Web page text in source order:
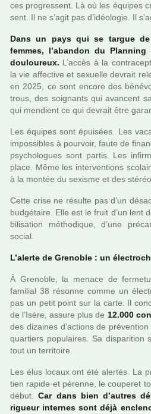
ces pro­gres­sent. Là où les équipes
sent. Il ne s’agit pas d’idéo­lo­gie. Il
Dans un pays qui se targue
femmes, l’aban­don du
dou­lou­reux. L’accès à la
la vie affec­tive et sexuelle devrait
en 2025, ce sont encore des
trous, des soi­gnants qui avan­cent
qui men­dient ce qui devrait être
Les équipes sont épuisées. Les
impos­si­bles à pour­voir, faute de
psy­cho­lo­gues sont partis. Les
place. Même les inter­ven­tions
à la montée du sexisme et des
Cette crise ne résulte pas d’un
bud­gé­taire. Elle est le fruit d’un lent
bi­li­sa­tion métho­di­que, d’une
social.
L’alerte de Grenoble : un
À Grenoble, la menace de
fami­lial 38 résonne comme un
pas un petit point sur la carte. Il
de l’Isère, assure plus de 12.000
des dizai­nes d’actions de
quar­tiers popu­lai­res. Sa dis­pa­ri­tion
tout un ter­ri­toire.
Les élus locaux ont été aler­tés. La
tien rapide et pérenne, le cou­pe­ret
début.Car dans bien d’autres
rigueur inter­nes sont déjà